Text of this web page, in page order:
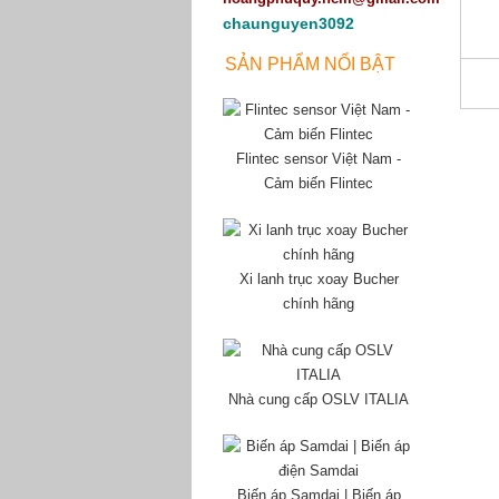
chaunguyen3092
SẢN PHẨM NỔI BẬT
Flintec sensor Việt Nam -
Cảm biến Flintec
Xi lanh trục xoay Bucher
chính hãng
Nhà cung cấp OSLV ITALIA
Biến áp Samdai | Biến áp